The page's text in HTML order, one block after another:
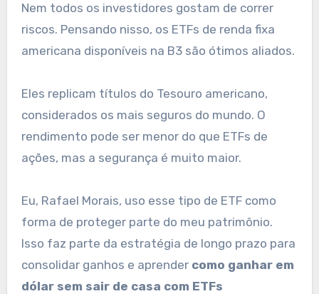
Nem todos os investidores gostam de correr
riscos. Pensando nisso, os ETFs de renda fixa
americana disponíveis na B3 são ótimos aliados.
Eles replicam títulos do Tesouro americano,
considerados os mais seguros do mundo. O
rendimento pode ser menor do que ETFs de
ações, mas a segurança é muito maior.
Eu, Rafael Morais, uso esse tipo de ETF como
forma de proteger parte do meu patrimônio.
Isso faz parte da estratégia de longo prazo para
consolidar ganhos e aprender como ganhar em
dólar sem sair de casa com ETFs